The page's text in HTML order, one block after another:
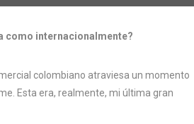
como internacionalmente?
colombiano atraviesa un momento
Esta era, realmente, mi última gran